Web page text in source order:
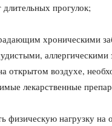
длительных прогулок;
хроническими
аллергическими
открытом воздухе,
лекарственные
физическую нагрузку на